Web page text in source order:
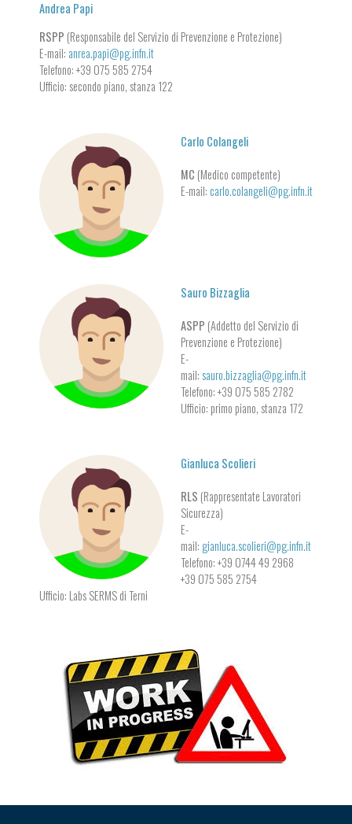
Andrea Papi
RSPP (Responsabile del Servizio di Prevenzione e Protezione)
E-mail: anrea.papi@pg.infn.it
Telefono: +39 075 585 2754
Ufficio: secondo piano, stanza 122
Carlo Colangeli
MC (Medico competente)
E-mail:carlo.colangeli@pg.infn.it
Sauro Bizzaglia
ASPP (Addetto del Servizio di
Prevenzione e Protezione)
E-
mail:sauro.bizzaglia@pg.infn.it
Telefono: +39 075 585 2782
Ufficio: primo piano, stanza 172
Gianluca Scolieri
RLS (Rappresentate Lavoratori
Sicurezza)
E-
mail: gianluca.scolieri@pg.infn.it
Telefono: +39 0744 49 2968
+39 075 585 2754
Ufficio: Labs SERMS di Terni